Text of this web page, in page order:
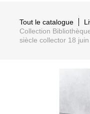
Tout le catalogue
Collection
siècle collector 18